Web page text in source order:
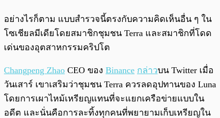
อย่างไรก็ตาม แบบสำรวจนี้ตรงกับความคิดเห็นอื่น ๆ ใน
โซเชียลมีเดียโดยสมาชิกชุมชน Terra และสมาชิกที่โดด
เด่นของอุตสาหกรรมคริปโต
Changpeng Zhao CEO ของ Binance กล่าวบน Twitter เมื่อ
วันเสาร์ เขาเสริมว่าชุมชน Terra ควรลดอุปทานของ Luna
โดยการเผาไหม้เหรียญแทนที่จะแยกเครือข่ายแบบใน
อดีต และนั่นคือการละทิ้งทุกคนที่พยายามเก็บเหรียญใน